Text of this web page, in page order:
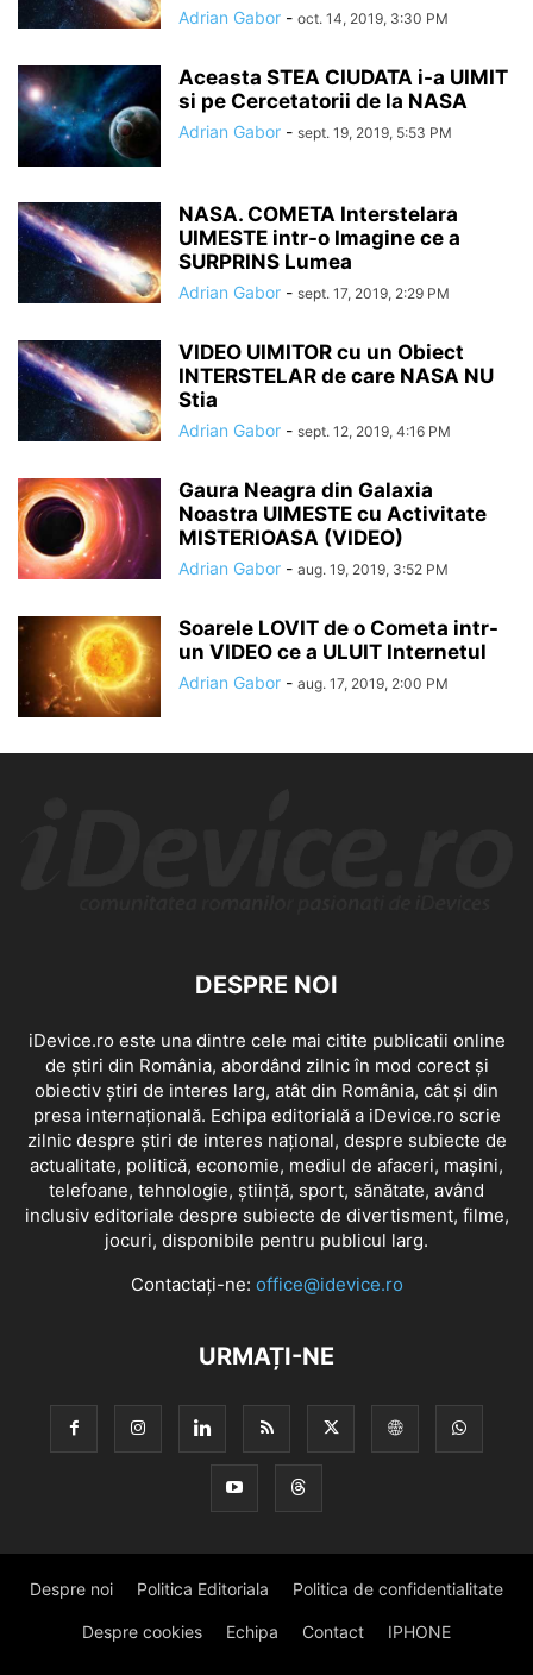
Adrian Gabor - oct. 14, 2019, 3:30 PM
Aceasta STEA CIUDATA i-a UIMIT
si pe Cercetatorii de la NASA
Adrian Gabor - sept. 19, 2019, 5:53 PM
NASA. COMETA Interstelara
UIMESTE intr-o Imagine ce a
SURPRINS Lumea
Adrian Gabor - sept. 17, 2019, 2:29 PM
VIDEO UIMITOR cu un Obiect
INTERSTELAR de care NASA NU
Stia
Adrian Gabor - sept. 12, 2019, 4:16 PM
Gaura Neagra din Galaxia
Noastra UIMESTE cu Activitate
MISTERIOASA (VIDEO)
Adrian Gabor - aug. 19, 2019, 3:52 PM
Soarele LOVIT de o Cometa intr-
un VIDEO ce a ULUIT Internetul
Adrian Gabor - aug. 17, 2019, 2:00 PM
DESPRE NOI
iDevice.ro este una dintre cele mai citite publicatii online
de știri din România, abordând zilnic în mod corect și
obiectiv știri de interes larg, atât din România, cât și din
presa internațională. Echipa editorială a iDevice.ro scrie
zilnic despre știri de interes național, despre subiecte de
actualitate, politică, economie, mediul de afaceri, mașini,
telefoane, tehnologie, știință, sport, sănătate, având
inclusiv editoriale despre subiecte de divertisment, filme,
jocuri, disponibile pentru publicul larg.
Contactați-ne: office@idevice.ro
URMAȚI-NE
Despre noi Politica Editoriala Politica de confidentialitate
Despre cookies Echipa Contact IPHONE